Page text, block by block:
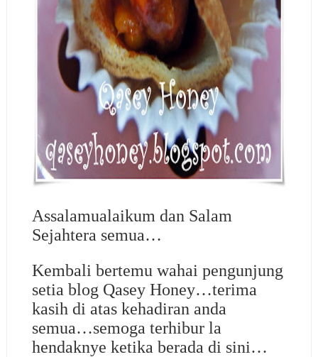
Assalamualaikum dan Salam
Sejahtera semua…
Kembali bertemu wahai pengunjung
setia blog Qasey Honey…terima
kasih di atas kehadiran anda
semua…semoga terhibur la
hendaknye ketika berada di sini…